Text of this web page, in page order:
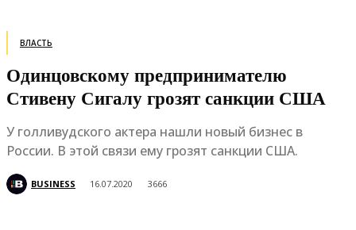
ВЛАСТЬ
Одинцовскому предпринимателю
Стивену Сигалу грозят санкции США
У голливудского актера нашли новый бизнес в
России. В этой связи ему грозят санкции США.
BUSINESS 16.07.2020 3666